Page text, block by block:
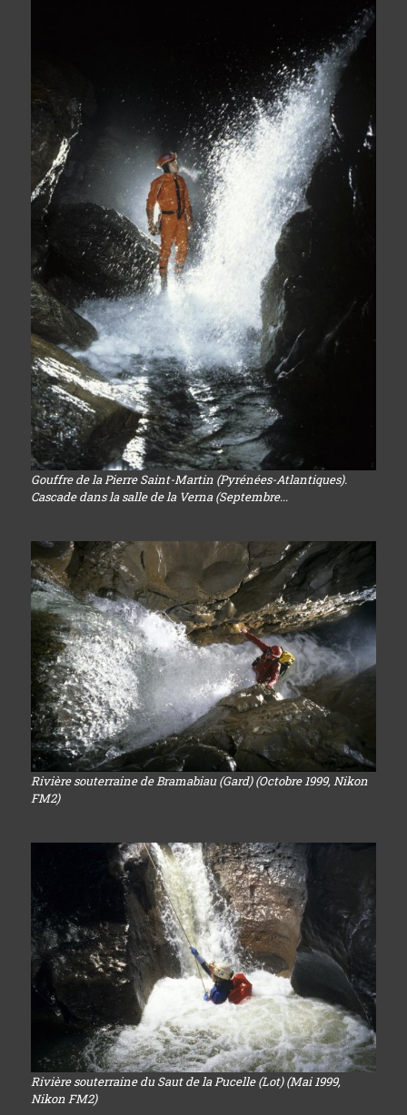
Gouffre de la Pierre Saint-Martin (Pyrénées-Atlantiques).
Cascade dans la salle de la Verna (Septembre...
Rivière souterraine de Bramabiau (Gard) (Octobre 1999, Nikon
FM2)
Rivière souterraine du Saut de la Pucelle (Lot) (Mai 1999,
Nikon FM2)